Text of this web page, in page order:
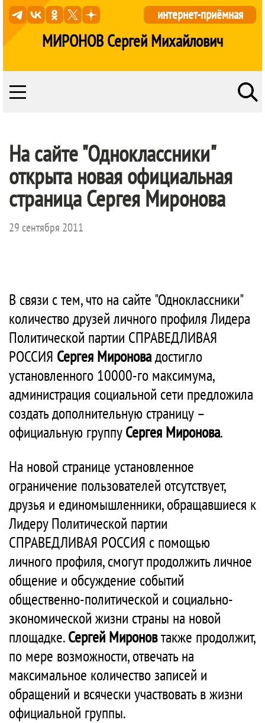
МИРОНОВ Сергей Михайлович
интернет-приёмная
На сайте "Одноклассники"
открыта новая официальная
страница Сергея Миронова
29 сентября 2011
В связи с тем, что на сайте "Одноклассники"
количество друзей личного профиля Лидера
Политической партии СПРАВЕДЛИВАЯ
РОССИЯ Сергея Мироновадостигло
установленного 10000-го максимума,
администрация социальной сети предложила
создать дополнительную страницу –
официальную группуСергея Миронова.
На новой странице установленное
ограничение пользователей отсутствует,
друзья и единомышленники, обращавшиеся к
Лидеру Политической партии
СПРАВЕДЛИВАЯ РОССИЯ с помощью
личного профиля, смогут продолжить личное
общение и обсуждение событий
общественно-политической и социально-
экономической жизни страны на новой
площадке.Сергей Мироновтакже продолжит,
по мере возможности, отвечать на
максимальное количество записей и
обращений и всячески участвовать в жизни
официальной группы.